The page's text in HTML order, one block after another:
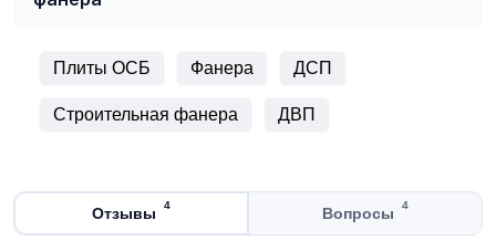
Плиты ОСБ Фанера ДСП
Строительная фанера ДВП
Отзывы 4 Вопросы 4